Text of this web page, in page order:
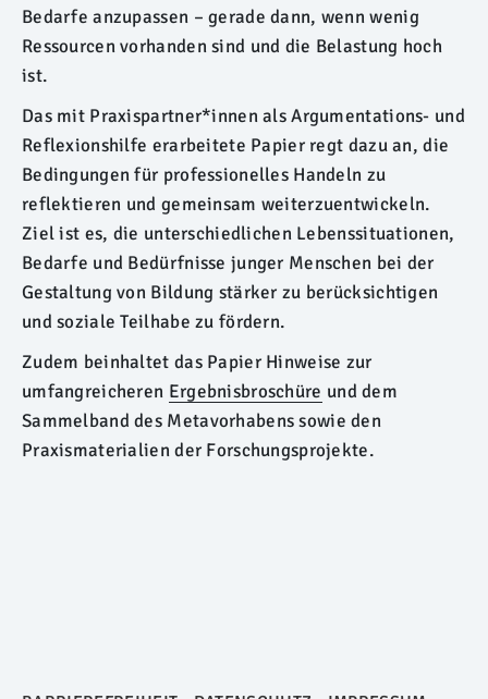
Bedarfe anzupassen – gerade dann, wenn wenig
Ressourcen vorhanden sind und die Belastung hoch
ist.
Das mit Praxispartner*innen als Argumentations- und
Reflexionshilfe erarbeitete Papier regt dazu an, die
Bedingungen für professionelles Handeln zu
reflektieren und gemeinsam weiterzuentwickeln.
Ziel ist es, die unterschiedlichen Lebenssituationen,
Bedarfe und Bedürfnisse junger Menschen bei der
Gestaltung von Bildung stärker zu berücksichtigen
und soziale Teilhabe zu fördern.
Zudem beinhaltet das Papier Hinweise zur
umfangreicheren Ergebnisbroschüre und dem
Sammelband des Metavorhabens sowie den
Praxismaterialien der Forschungsprojekte.